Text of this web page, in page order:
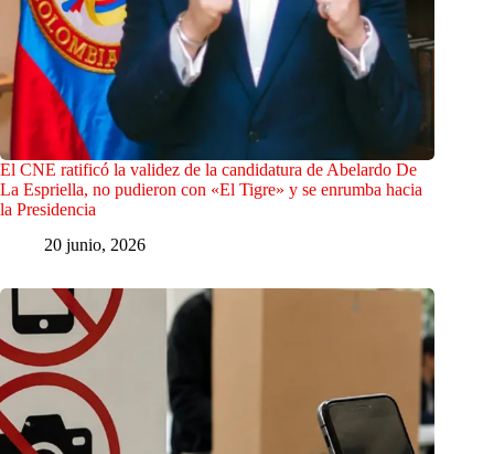
El CNE ratificó la validez de la candidatura de Abelardo De
La Espriella, no pudieron con «El Tigre» y se enrumba hacia
la Presidencia
20 junio, 2026